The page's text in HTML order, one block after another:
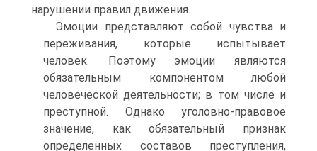
нарушении правил движения.
Эмоции представляют собой чувства и
переживания, которые испытывает
человек. Поэтому эмоции являются
обязательным компонентом любой
человеческой деятельности; в том числе и
преступной. Однако уголовно-правовое
значение, как обязательный признак
определенных составов преступления,